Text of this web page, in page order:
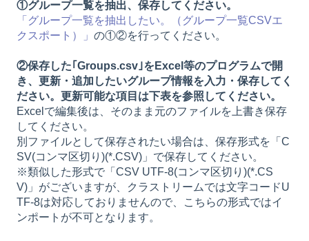
①グループ一覧を抽出、保存してください。
「グループ一覧を抽出したい。（グループ一覧CSVエ
クスポート）」 の①②を行ってください。
②保存した｢Groups.csv｣をExcel等のプログラムで開
き、更新・追加したいグループ情報を入力・保存してく
ださい。更新可能な項目は下表を参照してください。
Excelで編集後は、そのまま元のファイルを上書き保存
してください。
別ファイルとして保存されたい場合は、保存形式を「C
SV(コンマ区切り)(*.CSV)」で保存してください。
※類似した形式で「CSV UTF-8(コンマ区切り)(*.CS
V)」がございますが、クラストリームでは文字コードU
TF-8は対応しておりませんので、こちらの形式ではイ
ンポートが不可となります。